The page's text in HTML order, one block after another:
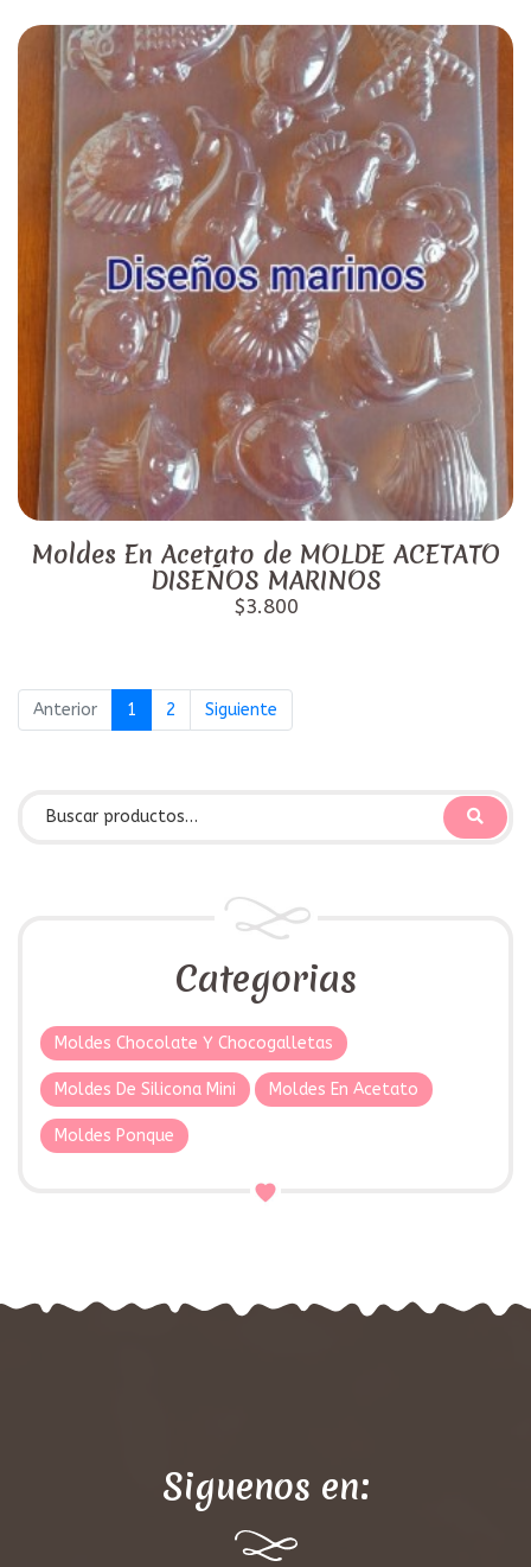
Moldes En Acetato de MOLDE ACETATO
DISEÑOS MARINOS
$3.800
Anterior 1 2 Siguiente
Categorias
Moldes Chocolate Y Chocogalletas
Moldes De Silicona Mini Moldes En Acetato
Moldes Ponque
Siguenos en: